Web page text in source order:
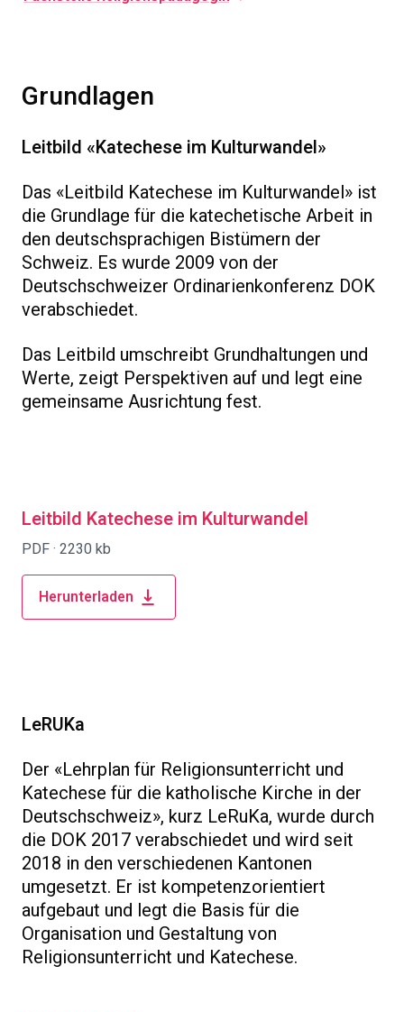
Grundlagen
Leitbild «Katechese im Kulturwandel»
Das «Leitbild Katechese im Kulturwandel» ist
die Grundlage für die katechetische Arbeit in
den deutschsprachigen Bistümern der
Schweiz. Es wurde 2009 von der
Deutschschweizer Ordinarienkonferenz DOK
verabschiedet.
Das Leitbild umschreibt Grundhaltungen und
Werte, zeigt Perspektiven auf und legt eine
gemeinsame Ausrichtung fest.
Leitbild Katechese im Kulturwandel
PDF · 2230 kb
Herunterladen
LeRUKa
Der «Lehrplan für Religionsunterricht und
Katechese für die katholische Kirche in der
Deutschschweiz», kurz LeRuKa, wurde durch
die DOK 2017 verabschiedet und wird seit
2018 in den verschiedenen Kantonen
umgesetzt. Er ist kompetenzorientiert
aufgebaut und legt die Basis für die
Organisation und Gestaltung von
Religionsunterricht und Katechese.